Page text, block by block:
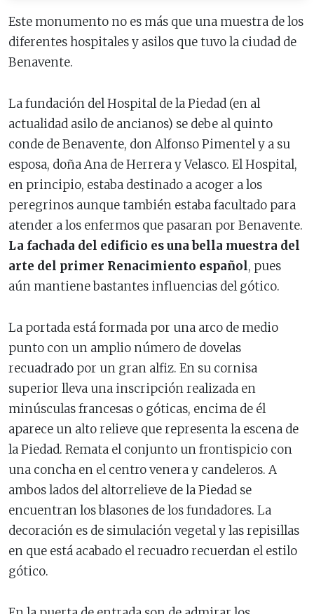
Este monumento no es más que una muestra de los
diferentes hospitales y asilos que tuvo la ciudad de
Benavente.
La fundación del Hospital de la Piedad (en al
actualidad asilo de ancianos) se debe al quinto
conde de Benavente, don Alfonso Pimentel y a su
esposa, doña Ana de Herrera y Velasco. El Hospital,
en principio, estaba destinado a acoger a los
peregrinos aunque también estaba facultado para
atender a los enfermos que pasaran por Benavente.
La fachada del edificio es una bella muestra del
arte del primer Renacimiento español, pues
aún mantiene bastantes influencias del gótico.
La portada está formada por una arco de medio
punto con un amplio número de dovelas
recuadrado por un gran alfiz. En su cornisa
superior lleva una inscripción realizada en
minúsculas francesas o góticas, encima de él
aparece un alto relieve que representa la escena de
la Piedad. Remata el conjunto un frontispicio con
una concha en el centro venera y candeleros. A
ambos lados del altorrelieve de la Piedad se
encuentran los blasones de los fundadores. La
decoración es de simulación vegetal y las repisillas
en que está acabado el recuadro recuerdan el estilo
gótico.